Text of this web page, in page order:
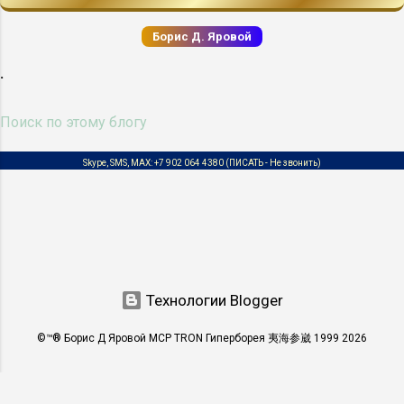
нестандартные ответы. В каких случаях
личностных качеств сотрудников.
Таролог может предложить
рекомендации по
Борис Д. Яровой
.
Skype, SMS, MAX:+7 902 064 4380 (ПИСАТЬ - Не звонить)
Технологии Blogger
©™® Борис Д Яровой MCP TRON Гиперборея 夷海参崴 1999 2026